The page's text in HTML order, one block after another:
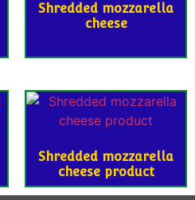
Shredded mozzarella
cheese
Shredded mozzarella
cheese product